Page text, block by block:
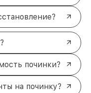
починки?
на починку?